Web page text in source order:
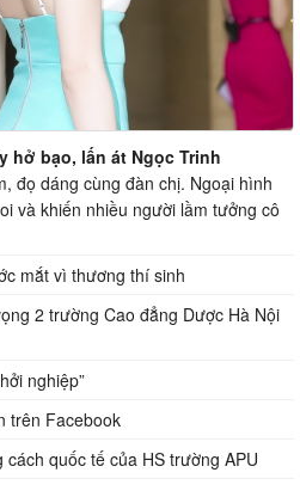
hở bạo, lấn át Ngọc Trinh
đọ dáng cùng đàn chị. Ngoại hình
và khiến nhiều người lầm tưởng cô
mắt vì thương thí sinh
2 trường Cao đẳng Dược Hà Nội
nghiệp”
trên Facebook
quốc tế của HS trường APU